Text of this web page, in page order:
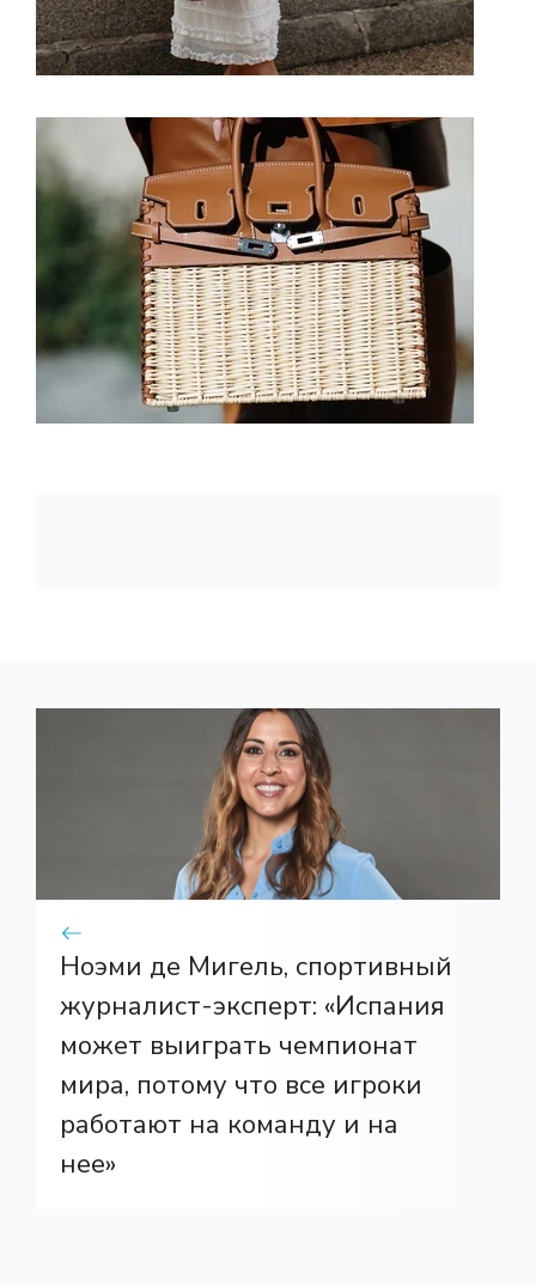
Ноэми де Мигель, спортивный
журналист-эксперт: «Испания
может выиграть чемпионат
мира, потому что все игроки
работают на команду и на
нее»